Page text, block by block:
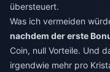
übersteuert.
Was ich vermeiden
nachdem der erste
Coin, null Vorteile. Und
irgendwie mehr pro